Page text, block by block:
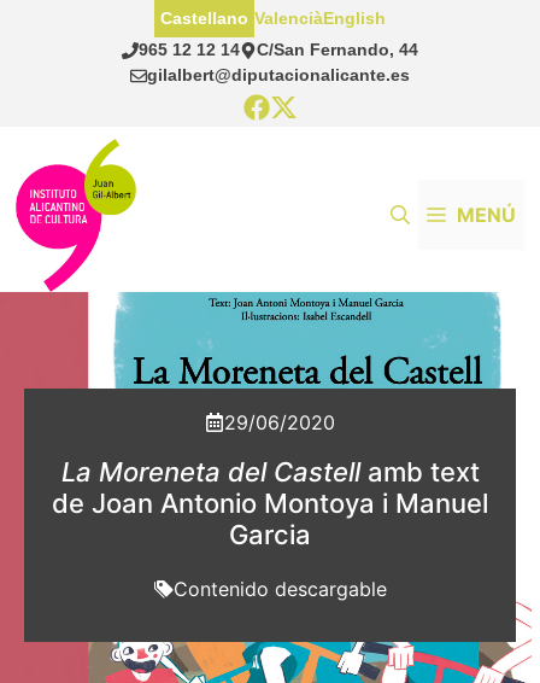
965 12 12 14
C/San Fernando, 44
gilalbert@diputacionalicante.es
Castellano ValenciàEnglish
MENÚ
29/06/2020
La Moreneta del Castellamb text
de Joan Antonio Montoya i Manuel
Garcia
Contenido descargable